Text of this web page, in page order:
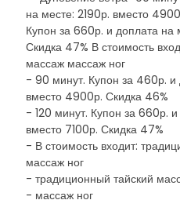
на месте: 2190р. вместо
Купон за 660р. и доплата на
Скидка 47% В стоимость
массаж массаж ног
- 90 минут. Купон за 460р. и
вместо 4900р. Скидка 46%
- 120 минут. Купон за 660р.
вместо 7100р. Скидка 47%
- В стоимость входит:
массаж ног
- традиционный тайский
- массаж ног